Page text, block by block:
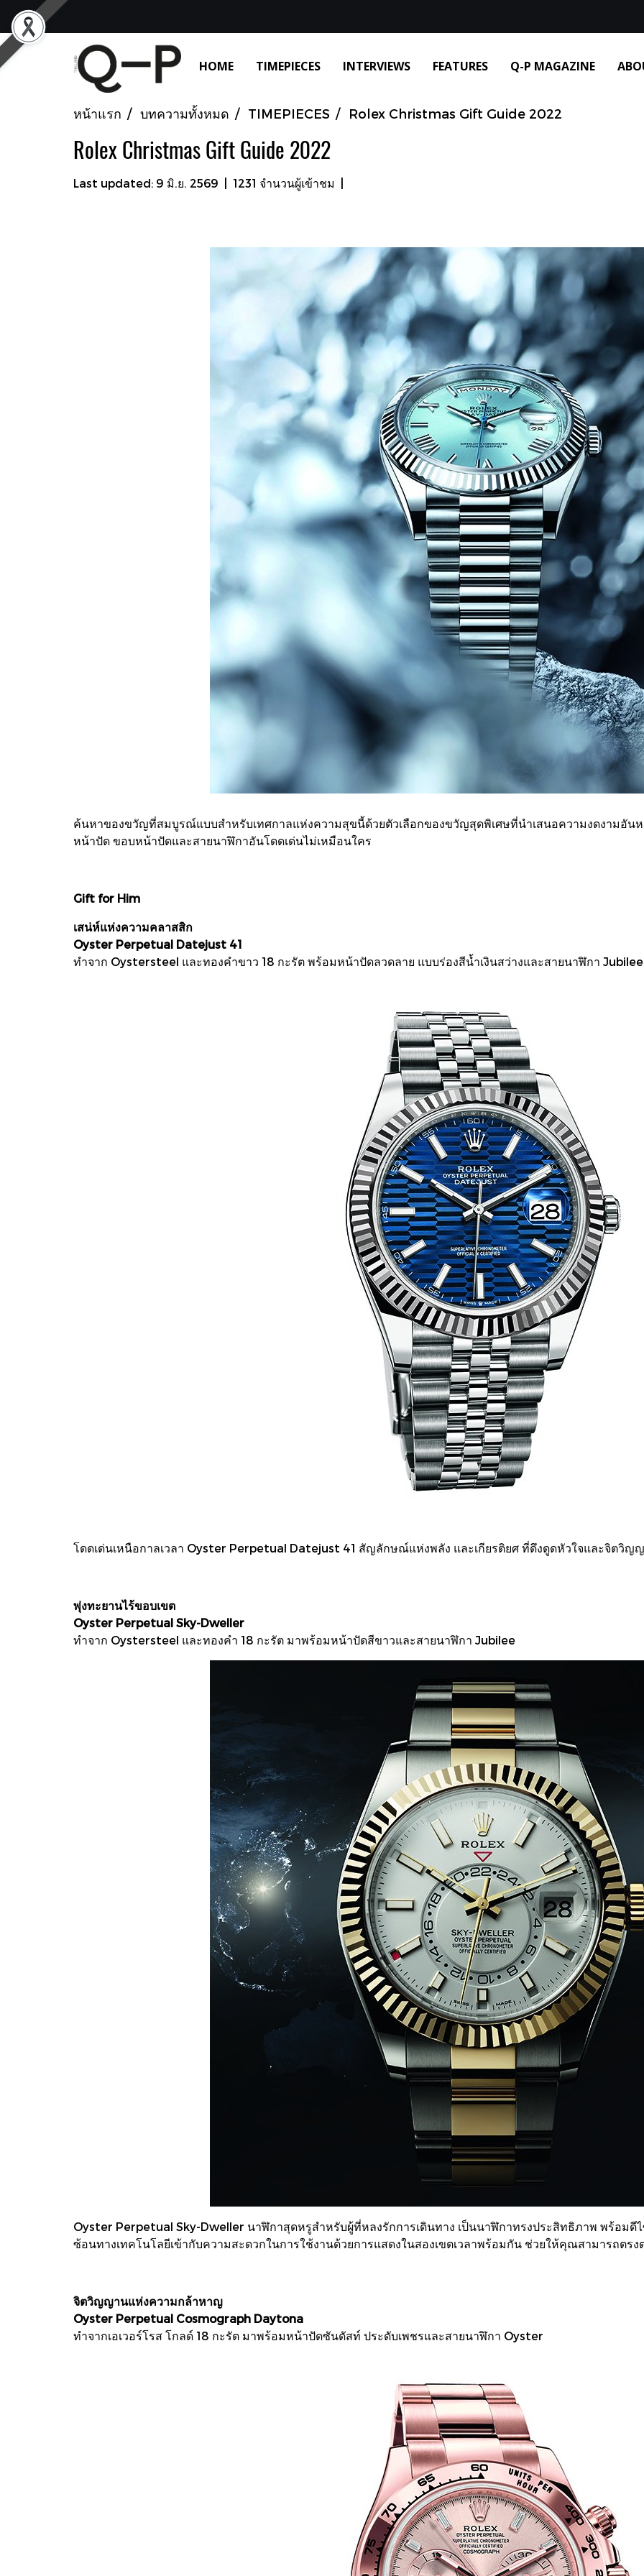
HOME TIMEPIECES INTERVIEWS FEATURES Q-P MAGAZINE
หน้าแรก บทความทั้งหมด TIMEPIECES Rolex Christmas Gift Guide 2022
Rolex Christmas Gift Guide 2022
Last updated: 9 มิ.ย. 2569 1231 จำนวนผู้เข้าชม
ค้นหาของขวัญที่สมบูรณ์แบบสำหรับเทศกาลแห่งความสุขนี้ด้วยตัวเลือกของขวัญสุดพิเศษที่นำเสนอความงดงามอันห
หน้าปัด ขอบหน้าปัดและสายนาฬิกาอันโดดเด่นไม่เหมือนใคร
Gift for Him
เสน่ห์แห่งความคลาสสิก
Oyster Perpetual Datejust 41
ทําจาก Oystersteel และทองคําขาว 18 กะรัต พร้อมหน้าปัดลวดลาย แบบร่องสีนํ้าเงินสว่างและสายนาฬิกา Jubilee
โดดเด่นเหนือกาลเวลา Oyster Perpetual Datejust 41 สัญลักษณ์แห่งพลัง และเกียรติยศ ที่ดึงดูดหัวใจและจิตวิ
พุ่งทะยานไร้ขอบเขต
Oyster Perpetual Sky-Dweller
ทําจาก Oystersteel และทองคํา 18 กะรัต มาพร้อมหน้าปัดสีขาวและสายนาฬิกา Jubilee
Oyster Perpetual Sky-Dweller นาฬิกาสุดหรูสําหรับผู้ที่หลงรักการเดินทาง เป็นนาฬิกาทรงประสิทธิภาพ พร้อม
ซ้อนทางเทคโนโลยีเข้ากับความสะดวกในการใช้งานด้วยการแสดงในสองเขตเวลาพร้อมกัน ช่วยให้คุณสามารถตรง
จิตวิญญานแห่งความกล้าหาญ
Oyster Perpetual Cosmograph Daytona
ทําจากเอเวอร์โรส โกลด์ 18 กะรัต มาพร้อมหน้าปัดซันดัสท์ ประดับเพชรและสายนาฬิกา Oyster